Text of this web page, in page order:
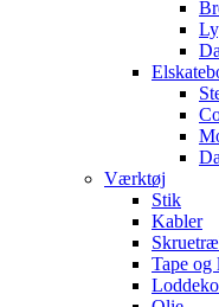
Værktøj
Stik
Kabler
Tape og